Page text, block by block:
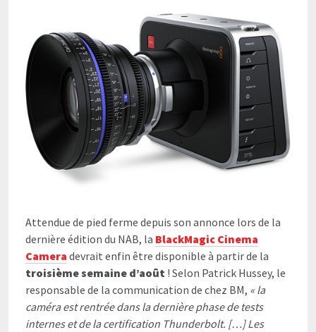
Attendue de pied ferme depuis son annonce lors de la
dernière édition du NAB, la BlackMagic Cinema
Camera devrait enfin être disponible à partir de la
troisième semaine d’août ! Selon Patrick Hussey, le
responsable de la communication de chez BM, « la
caméra est rentrée dans la dernière phase de tests
internes et de la certification Thunderbolt. […] Les